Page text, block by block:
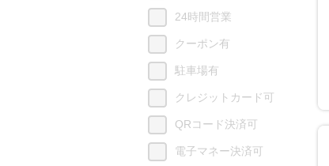
24時間営業
クーポン有
駐車場有
クレジットカード可
QRコード決済可
電子マネー決済可